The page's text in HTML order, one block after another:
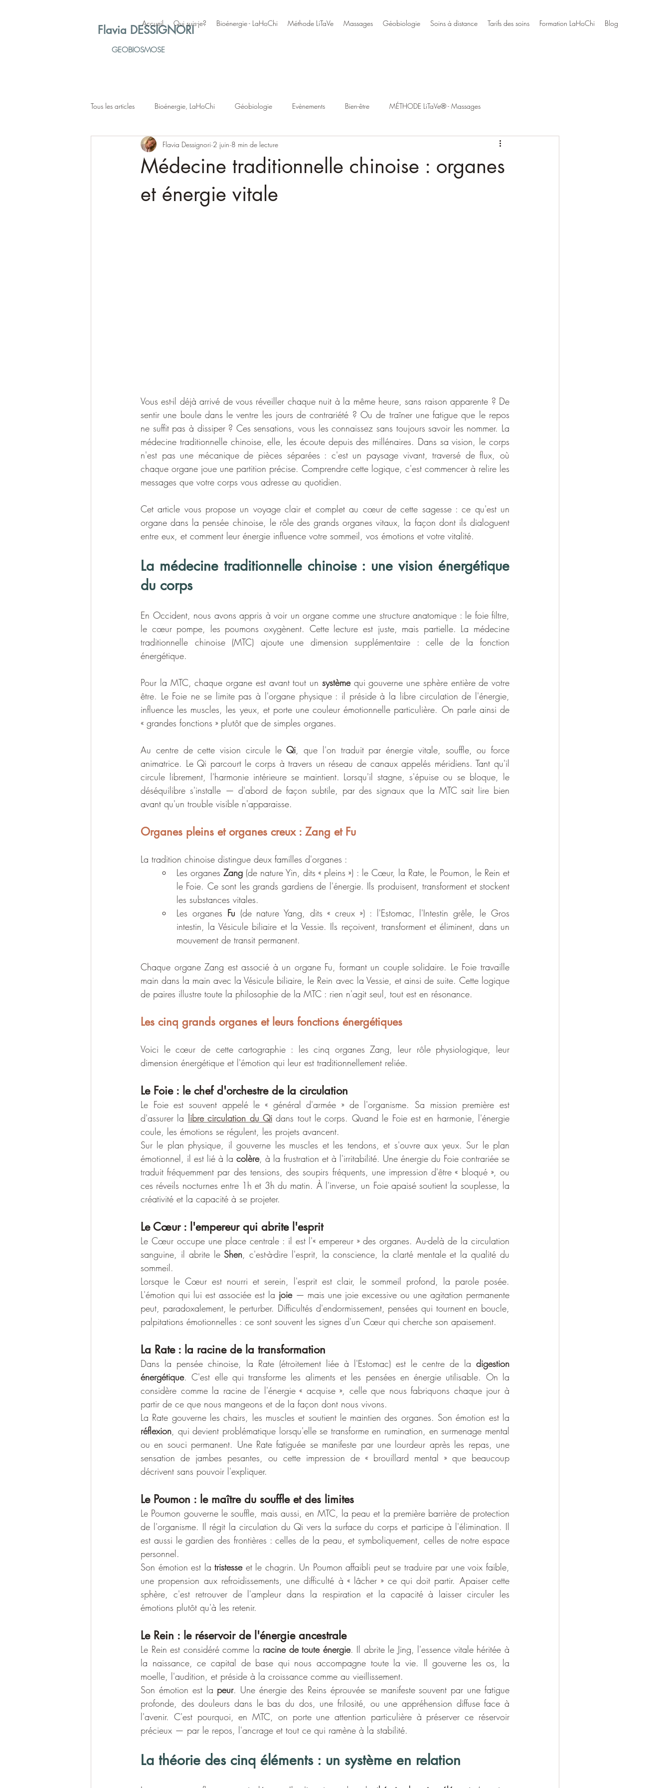
Flavia DESSIGNORI
GEOBIOSMOSE
Accueil Qui suis-je? Bioénergie - LaHoChi Méthode LiTaVe Massages Géobiologie Soins à distance Tarifs des soins Formation LaHoChi Blog
Tous les articles Bioénergie, LaHoChi Géobiologie Evènements Bien-être MÉTHODE LiTaVe® - Massages
Médecine traditionnelle chinoise : organes
et énergie vitale
Flavia Dessignori 2 juin 8 min de lecture
Vous est-il déjà arrivé de vous réveiller chaque nuit à la même heure, sans raison apparente ? De
sentir une boule dans le ventre les jours de contrariété ? Ou de traîner une fatigue que le repos
ne suffit pas à dissiper ? Ces sensations, vous les connaissez sans toujours savoir les nommer. La
médecine traditionnelle chinoise, elle, les écoute depuis des millénaires. Dans sa vision, le corps
n'est pas une mécanique de pièces séparées : c'est un paysage vivant, traversé de flux, où
chaque organe joue une partition précise. Comprendre cette logique, c'est commencer à relire les
messages que votre corps vous adresse au quotidien.
Cet article vous propose un voyage clair et complet au cœur de cette sagesse : ce qu'est un
organe dans la pensée chinoise, le rôle des grands organes vitaux, la façon dont ils dialoguent
entre eux, et comment leur énergie influence votre sommeil, vos émotions et votre vitalité.
La médecine traditionnelle chinoise : une vision énergétique
du corps
En Occident, nous avons appris à voir un organe comme une structure anatomique : le foie filtre,
le cœur pompe, les poumons oxygènent. Cette lecture est juste, mais partielle. La médecine
traditionnelle chinoise (MTC) ajoute une dimension supplémentaire : celle de la fonction
énergétique.
Pour la MTC, chaque organe est avant tout un système qui gouverne une sphère entière de votre
être. Le Foie ne se limite pas à l'organe physique : il préside à la libre circulation de l'énergie,
influence les muscles, les yeux, et porte une couleur émotionnelle particulière. On parle ainsi de
« grandes fonctions » plutôt que de simples organes.
Au centre de cette vision circule le Qi, que l'on traduit par énergie vitale, souffle, ou force
animatrice. Le Qi parcourt le corps à travers un réseau de canaux appelés méridiens. Tant qu'il
circule librement, l'harmonie intérieure se maintient. Lorsqu'il stagne, s'épuise ou se bloque, le
déséquilibre s'installe — d'abord de façon subtile, par des signaux que la MTC sait lire bien
avant qu'un trouble visible n'apparaisse.
Organes pleins et organes creux : Zang et Fu
La tradition chinoise distingue deux familles d'organes :
Les organes Zang (de nature Yin, dits « pleins ») : le Cœur, la Rate, le Poumon, le Rein et
le Foie. Ce sont les grands gardiens de l'énergie. Ils produisent, transforment et stockent
les substances vitales.
Les organes Fu (de nature Yang, dits « creux ») : l'Estomac, l'Intestin grêle, le Gros
intestin, la Vésicule biliaire et la Vessie. Ils reçoivent, transforment et éliminent, dans un
mouvement de transit permanent.
Chaque organe Zang est associé à un organe Fu, formant un couple solidaire. Le Foie travaille
main dans la main avec la Vésicule biliaire, le Rein avec la Vessie, et ainsi de suite. Cette logique
de paires illustre toute la philosophie de la MTC : rien n'agit seul, tout est en résonance.
Les cinq grands organes et leurs fonctions énergétiques
Voici le cœur de cette cartographie : les cinq organes Zang, leur rôle physiologique, leur
dimension énergétique et l'émotion qui leur est traditionnellement reliée.
Le Foie : le chef d'orchestre de la circulation
Le Foie est souvent appelé le « général d'armée » de l'organisme. Sa mission première est
d'assurer la libre circulation du Qi dans tout le corps. Quand le Foie est en harmonie, l'énergie
coule, les émotions se régulent, les projets avancent.
Sur le plan physique, il gouverne les muscles et les tendons, et s'ouvre aux yeux. Sur le plan
émotionnel, il est lié à la colère, à la frustration et à l'irritabilité. Une énergie du Foie contrariée se
traduit fréquemment par des tensions, des soupirs fréquents, une impression d'être « bloqué », ou
ces réveils nocturnes entre 1h et 3h du matin. À l'inverse, un Foie apaisé soutient la souplesse, la
créativité et la capacité à se projeter.
Le Cœur : l'empereur qui abrite l'esprit
Le Cœur occupe une place centrale : il est l'« empereur » des organes. Au-delà de la circulation
sanguine, il abrite le Shen, c'est-à-dire l'esprit, la conscience, la clarté mentale et la qualité du
sommeil.
Lorsque le Cœur est nourri et serein, l'esprit est clair, le sommeil profond, la parole posée.
L'émotion qui lui est associée est la joie — mais une joie excessive ou une agitation permanente
peut, paradoxalement, le perturber. Difficultés d'endormissement, pensées qui tournent en boucle,
palpitations émotionnelles : ce sont souvent les signes d'un Cœur qui cherche son apaisement.
La Rate : la racine de la transformation
Dans la pensée chinoise, la Rate (étroitement liée à l'Estomac) est le centre de la digestion
énergétique. C'est elle qui transforme les aliments et les pensées en énergie utilisable. On la
considère comme la racine de l'énergie « acquise », celle que nous fabriquons chaque jour à
partir de ce que nous mangeons et de la façon dont nous vivons.
réflexion, qui devient problématique lorsqu'elle se transforme en rumination, en surmenage mental
ou en souci permanent. Une Rate fatiguée se manifeste par une lourdeur après les repas, une
sensation de jambes pesantes, ou cette impression de « brouillard mental » que beaucoup
décrivent sans pouvoir l'expliquer.
Le Poumon : le maître du souffle et des limites
Le Poumon gouverne le souffle, mais aussi, en MTC, la peau et la première barrière de protection
de l'organisme. Il régit la circulation du Qi vers la surface du corps et participe à l'élimination. Il
est aussi le gardien des frontières : celles de la peau, et symboliquement, celles de notre espace
personnel.
Son émotion est la tristesse et le chagrin. Un Poumon affaibli peut se traduire par une voix faible,
une propension aux refroidissements, une difficulté à « lâcher » ce qui doit partir. Apaiser cette
sphère, c'est retrouver de l'ampleur dans la respiration et la capacité à laisser circuler les
émotions plutôt qu'à les retenir.
Le Rein : le réservoir de l'énergie ancestrale
Le Rein est considéré comme la racine de toute énergie. Il abrite le Jing, l'essence vitale héritée à
la naissance, ce capital de base qui nous accompagne toute la vie. Il gouverne les os, la
moelle, l'audition, et préside à la croissance comme au vieillissement.
Son émotion est la peur. Une énergie des Reins éprouvée se manifeste souvent par une fatigue
profonde, des douleurs dans le bas du dos, une frilosité, ou une appréhension diffuse face à
l'avenir. C'est pourquoi, en MTC, on porte une attention particulière à préserver ce réservoir
précieux — par le repos, l'ancrage et tout ce qui ramène à la stabilité.
La théorie des cinq éléments : un système en relation